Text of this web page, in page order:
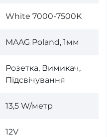
White 7000-7500K
MAAG Poland, 1мм
Розетка, Вимикач,
Підсвічування
13,5 W/метр
12V